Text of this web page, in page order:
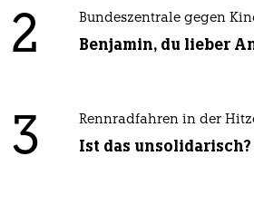
2 Bundeszentrale gegen
Benjamin, du lieber
3 Rennradfahren in der
Ist das unsolidarisch?